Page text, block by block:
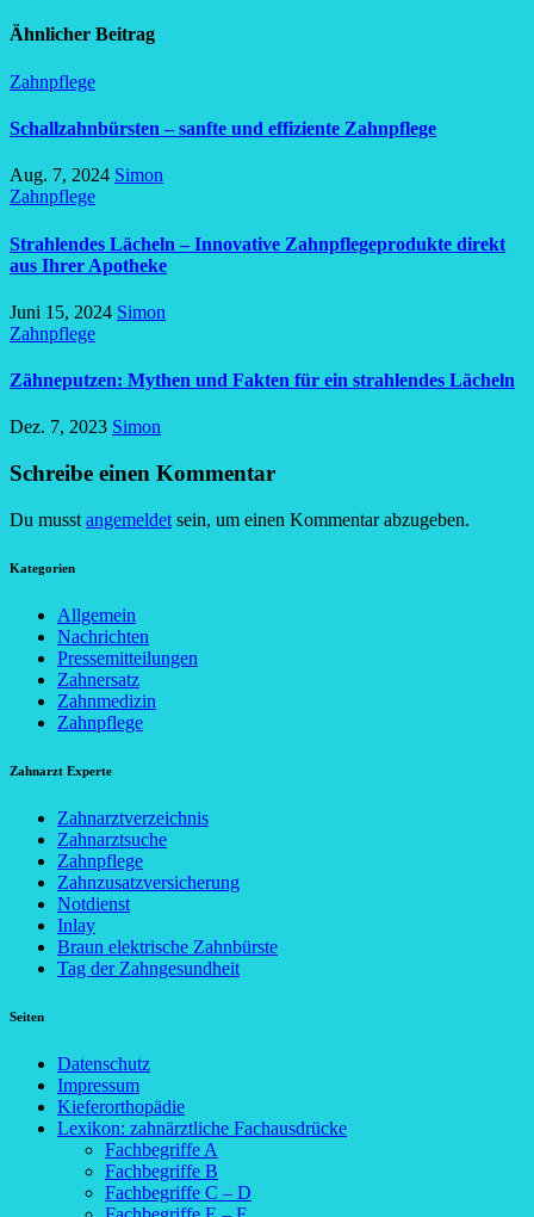
Ähnlicher Beitrag
Zahnpflege
Schallzahnbürsten – sanfte und effiziente Zahnpflege
Aug. 7, 2024 Simon
Zahnpflege
Strahlendes Lächeln – Innovative Zahnpflegeprodukte direkt
aus Ihrer Apotheke
Juni 15, 2024 Simon
Zahnpflege
Zähneputzen: Mythen und Fakten für ein strahlendes Lächeln
Dez. 7, 2023 Simon
Schreibe einen Kommentar
Du musst angemeldet sein, um einen Kommentar abzugeben.
Kategorien
Allgemein
Nachrichten
Pressemitteilungen
Zahnersatz
Zahnmedizin
Zahnpflege
Zahnarzt Experte
Zahnarztverzeichnis
Zahnarztsuche
Zahnpflege
Zahnzusatzversicherung
Notdienst
Inlay
Braun elektrische Zahnbürste
Tag der Zahngesundheit
Seiten
Datenschutz
Impressum
Kieferorthopädie
Lexikon: zahnärztliche Fachausdrücke
Fachbegriffe A
Fachbegriffe B
Fachbegriffe C – D